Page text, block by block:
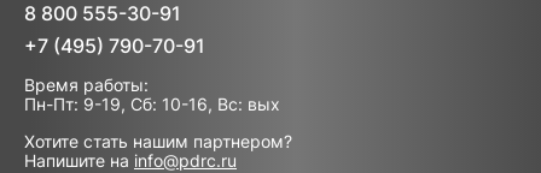
8 800 555-30-91
+7 (495) 790-70-91
Время работы:
Пн-Пт: 9-19, Сб: 10-16, Вс: вых
Хотите стать нашим партнером?
Напишите на info@pdrc.ru